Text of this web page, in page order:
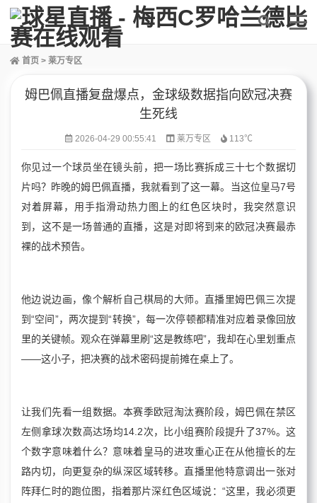
首页 > 莱万专区
姆巴佩直播复盘爆点，金球级数据指向欧冠决赛
生死线
2026-04-29 00:55:41 莱万专区 113℃
你见过一个球员坐在镜头前，把一场比赛拆成三十七个数据切
片吗？昨晚的姆巴佩直播，我就看到了这一幕。当这位皇马7号
对着屏幕，用手指滑动热力图上的红色区块时，我突然意识
到，这不是一场普通的直播，这是对即将到来的欧冠决赛最赤
裸的战术预告。
他边说边画，像个解析自己棋局的大师。直播里姆巴佩三次提
到“空间”，两次提到“转换”，每一次停顿都精准对应着录像回放
里的关键帧。观众在弹幕里刷“这是教练吧”，我却在心里划重点
——这小子，把决赛的战术密码提前摊在桌上了。
让我们先看一组数据。本赛季欧冠淘汰赛阶段，姆巴佩在禁区
左侧拿球次数高达场均14.2次，比小组赛阶段提升了37%。这
个数字意味着什么？意味着皇马的进攻重心正在从他擅长的左
路内切，向更复杂的纵深区域转移。直播里他特意调出一张对
阵拜仁时的跑位图，指着那片深红色区域说：“这里，我必须更